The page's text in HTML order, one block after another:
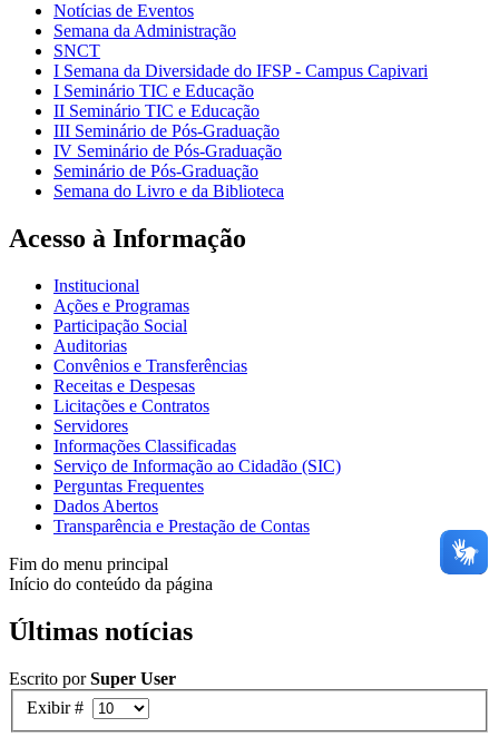
Notícias de Eventos
Semana da Administração
SNCT
I Semana da Diversidade do IFSP - Campus Capivari
I Seminário TIC e Educação
II Seminário TIC e Educação
III Seminário de Pós-Graduação
IV Seminário de Pós-Graduação
Seminário de Pós-Graduação
Semana do Livro e da Biblioteca
Acesso à Informação
Institucional
Ações e Programas
Participação Social
Auditorias
Convênios e Transferências
Receitas e Despesas
Licitações e Contratos
Servidores
Informações Classificadas
Serviço de Informação ao Cidadão (SIC)
Perguntas Frequentes
Dados Abertos
Transparência e Prestação de Contas
Fim do menu principal
Início do conteúdo da página
Últimas notícias
Escrito porSuper User
Exibir #